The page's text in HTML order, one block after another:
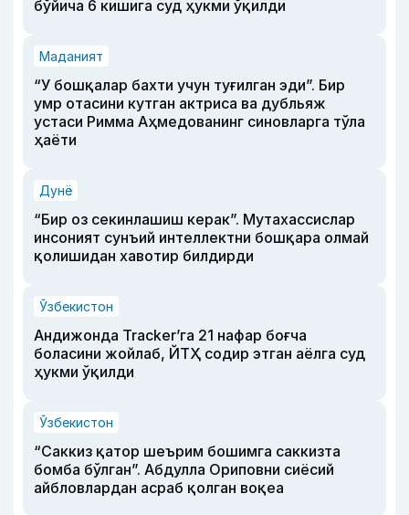
бўйича 6 кишига суд ҳукми ўқилди
Маданият
“У бошқалар бахти учун туғилган эди”. Бир
умр отасини кутган актриса ва дубльяж
устаси Римма Аҳмедованинг синовларга тўла
ҳаёти
Дунё
“Бир оз секинлашиш керак”. Мутахассислар
инсоният сунъий интеллектни бошқара олмай
қолишидан хавотир билдирди
Ўзбекистон
Андижонда Tracker’га 21 нафар боғча
боласини жойлаб, ЙТҲ содир этган аёлга суд
ҳукми ўқилди
Ўзбекистон
“Саккиз қатор шеърим бошимга саккизта
бомба бўлган”. Абдулла Ориповни сиёсий
айбловлардан асраб қолган воқеа